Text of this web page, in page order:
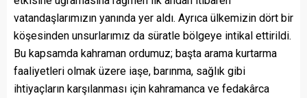
vatandaşlarımızın yanında yer aldı. Ayrıca ülkemizin dört bir
köşesinden unsurlarımız da süratle bölgeye intikal ettirildi.
Bu kapsamda kahraman ordumuz; başta arama kurtarma
faaliyetleri olmak üzere iaşe, barınma, sağlık gibi
ihtiyaçların karşılanması için kahramanca ve fedakârca